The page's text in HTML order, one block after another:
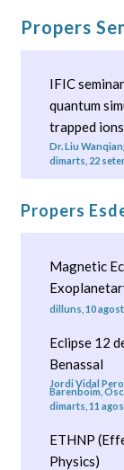
Propers
IFIC
quantum
trapped
Dr. Liu
dimarts, 22
Propers
Magnetic
dilluns, 10
Eclipse 12
Benassal
Jordi Vidal
Barenboim,
dimarts, 11
ETHNP
Physics)